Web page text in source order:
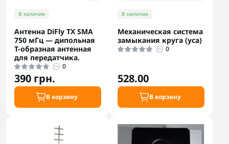
В наличии
Антенна DiFly TX SMA
750 мГц — дипольная
T-образная антенная
для передатчика.
0
390 грн.
В корзину
В наличии
Механическая система
замыкания круга (уса)
0
528.00
В корзину